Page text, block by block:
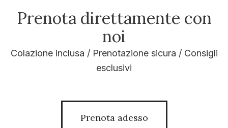
Prenota direttamente con
noi
Colazione inclusa / Prenotazione sicura / Consigli
esclusivi
Prenota adesso